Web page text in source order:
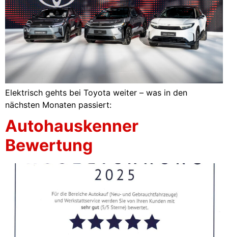
Elektrisch gehts bei Toyota weiter – was in den
nächsten Monaten passiert:
Autohauskenner
Bewertung